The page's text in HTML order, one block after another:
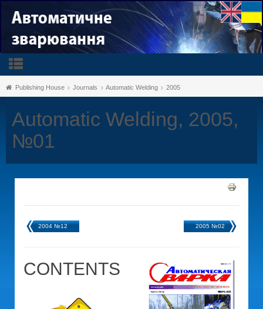
Publishing House Journals Automatic Welding 2005
Automatic Welding, 2005,
№01
2004 №12 2005 №02
CONTENTS